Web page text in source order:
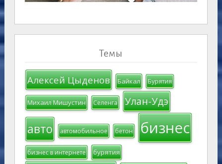
Темы
Алексей Цыденов Байкал Бурятия
Михаил Мишустин Селенга Улан-Удэ
авто автомобильное бетон бизнес
бизнес в интернете бурятия